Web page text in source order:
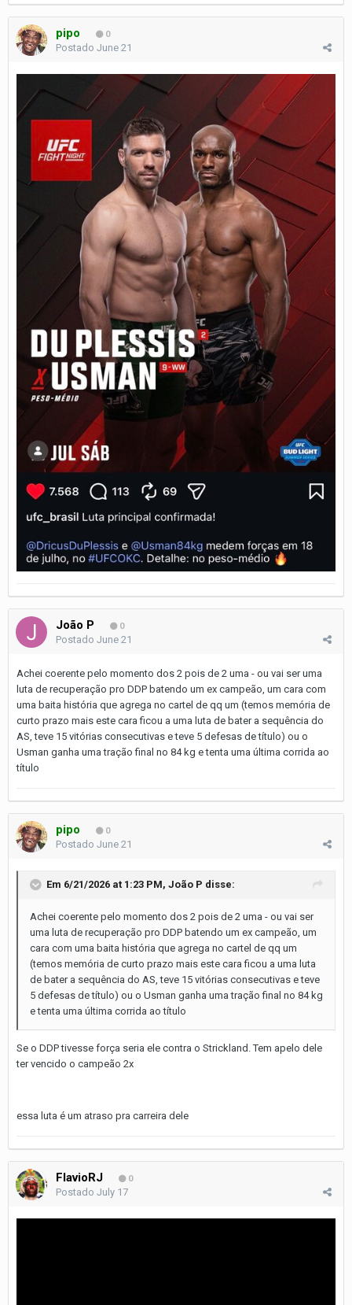
pipo 0
Postado June 21
João P 0
Postado June 21
Achei coerente pelo momento dos 2 pois de 2 uma - ou vai ser uma
luta de recuperação pro DDP batendo um ex campeão, um cara com
uma baita história que agrega no cartel de qq um (temos memória de
curto prazo mais este cara ficou a uma luta de bater a sequência do
AS, teve 15 vitórias consecutivas e teve 5 defesas de título) ou o
Usman ganha uma tração final no 84 kg e tenta uma última corrida ao
título
pipo 0
Postado June 21
Em 6/21/2026 at 1:23 PM, João P disse:
Achei coerente pelo momento dos 2 pois de 2 uma - ou vai ser
uma luta de recuperação pro DDP batendo um ex campeão, um
cara com uma baita história que agrega no cartel de qq um
(temos memória de curto prazo mais este cara ficou a uma luta
de bater a sequência do AS, teve 15 vitórias consecutivas e teve
5 defesas de título) ou o Usman ganha uma tração final no 84 kg
e tenta uma última corrida ao título
Se o DDP tivesse força seria ele contra o Strickland. Tem apelo dele
ter vencido o campeão 2x
essa luta é um atraso pra carreira dele
FlavioRJ 0
Postado July 17